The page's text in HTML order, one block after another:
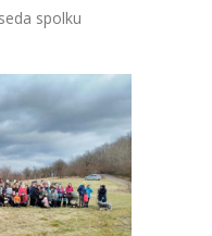
spolku